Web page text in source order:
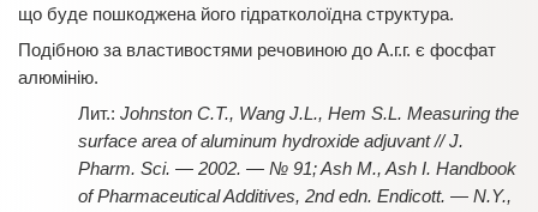
що буде пошкоджена його гідратколоїдна структура.
Подібною за властивостями речовиною до А.г.г. є фосфат
алюмінію.
Johnston C.T., Wang J.L., Hem S.L. Measuring the
surface area of aluminum hydroxide adjuvant // J.
Pharm. Sci. — 2002. — № 91; Ash M., Ash I. Handbook
of Pharmaceutical Additives, 2nd edn. Endicott. — N.Y.,